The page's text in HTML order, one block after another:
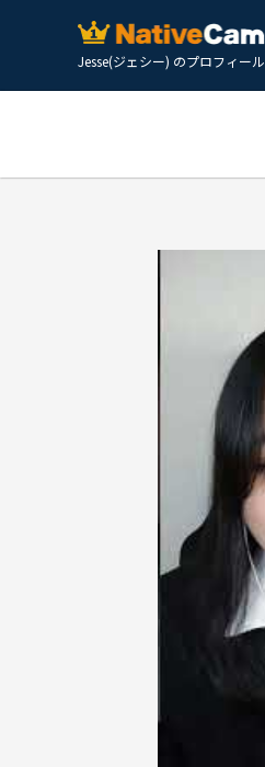
Jesse(ジェシー) のプロフィール